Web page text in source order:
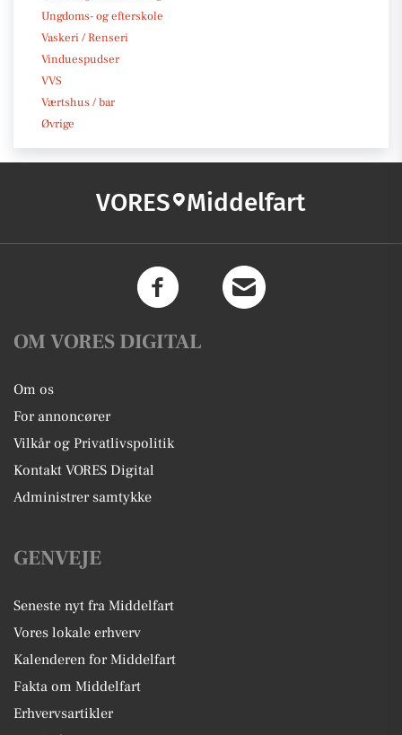
Ungdoms- og efterskole
Vaskeri / Renseri
Vinduespudser
VVS
Værtshus / bar
Øvrige
VORES Middelfart
OM VORES DIGITAL
Om os
For annoncører
Vilkår og Privatlivspolitik
Kontakt VORES Digital
Administrer samtykke
GENVEJE
Seneste nyt fra Middelfart
Vores lokale erhverv
Kalenderen for Middelfart
Fakta om Middelfart
Erhvervsartikler